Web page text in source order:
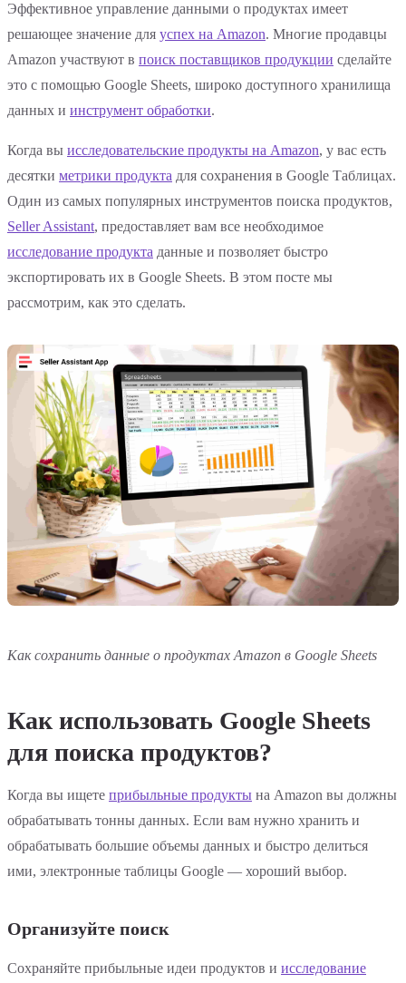
Эффективное управление данными о продуктах имеет
решающее значение для успех на Amazon. Многие продавцы
Amazon участвуют в поиск поставщиков продукции сделайте
это с помощью Google Sheets, широко доступного хранилища
данных и инструмент обработки.
Когда вы исследовательские продукты на Amazon, у вас есть
десятки метрики продукта для сохранения в Google Таблицах.
Один из самых популярных инструментов поиска продуктов,
Seller Assistant, предоставляет вам все необходимое
исследование продукта данные и позволяет быстро
экспортировать их в Google Sheets. В этом посте мы
рассмотрим, как это сделать.
Как сохранить данные о продуктах Amazon в Google Sheets
Как использовать Google Sheets
для поиска продуктов?
Когда вы ищете прибыльные продукты на Amazon вы должны
обрабатывать тонны данных. Если вам нужно хранить и
обрабатывать большие объемы данных и быстро делиться
ими, электронные таблицы Google — хороший выбор.
Организуйте поиск
Сохраняйте прибыльные идеи продуктов и исследование